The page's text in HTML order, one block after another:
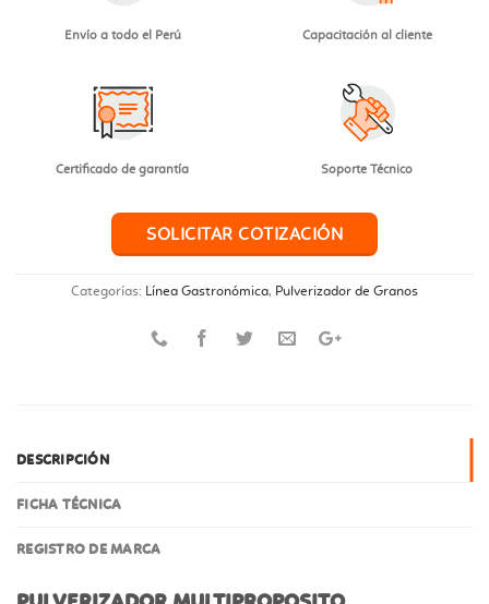
Envío a todo el Perú Capacitación al cliente
Certificado de garantía Soporte Técnico
SOLICITAR COTIZACIÓN
Categorías: Línea Gastronómica, Pulverizador de Granos
DESCRIPCIÓN
FICHA TÉCNICA
REGISTRO DE MARCA